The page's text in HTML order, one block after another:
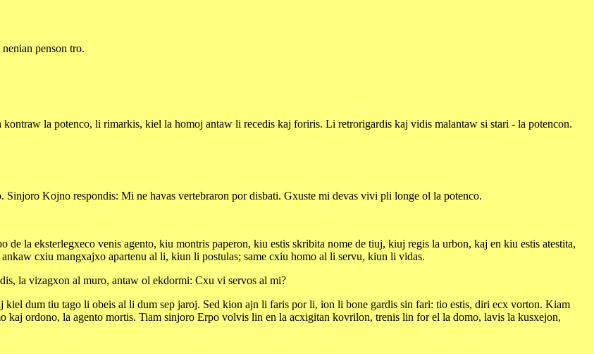
penson tro.
la potenco, li rimarkis, kiel la homoj antaw li recedis kaj foriris. Li retrorigardis kaj vidis malantaw si stari - la potencon.
Kojno respondis: Mi ne havas vertebraron por disbati. Gxuste mi devas vivi pli longe ol la potenco.
la eksterlegxeco venis agento, kiu montris paperon, kiu estis skribita nome de tiuj, kiuj regis la urbon, kaj en kiu estis atestita,
cxiu mangxajxo apartenu al li, kiun li postulas; same cxiu homo al li servu, kiun li vidas.
la vizagxon al muro, antaw ol ekdormi: Cxu vi servos al mi?
dum tiu tago li obeis al li dum sep jaroj. Sed kion ajn li faris por li, ion li bone gardis sin fari: tio estis, diri ecx vorton. Kiam
kaj ordono, la agento mortis. Tiam sinjoro Erpo volvis lin en la acxigitan kovrilon, trenis lin for el la domo, lavis la kusxejon,